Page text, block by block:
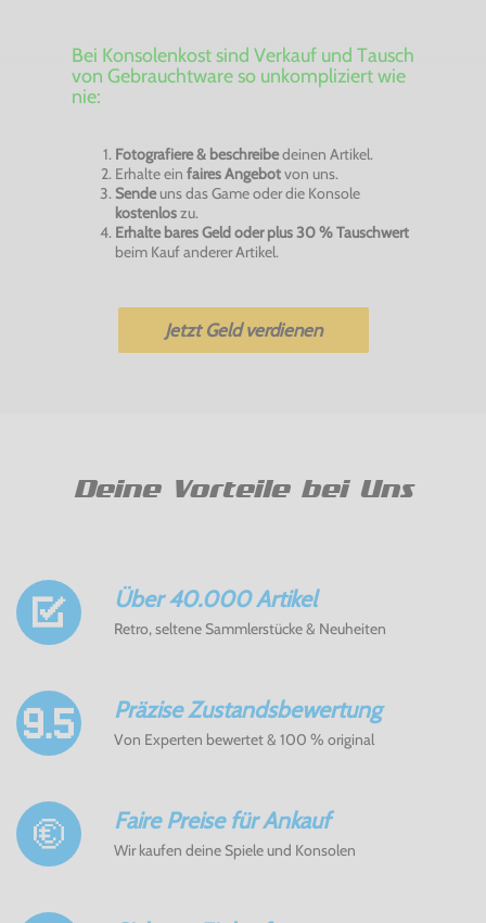
Bei Konsolenkost sind Verkauf und Tausch
von Gebrauchtware so unkompliziert wie
nie:
Fotografiere & beschreibedeinen Artikel.
Erhalte ein faires Angebotvon uns.
Sendeuns das Game oder die Konsole
kostenloszu.
Erhalte bares Geld oder plus 30 % Tauschwert
beim Kauf anderer Artikel.
Jetzt Geld verdienen
Deine Vorteile bei Uns
Über 40.000 Artikel
Retro, seltene Sammlerstücke & Neuheiten
Präzise Zustandsbewertung
Von Experten bewertet & 100 % original
Faire Preise für Ankauf
Wir kaufen deine Spiele und Konsolen